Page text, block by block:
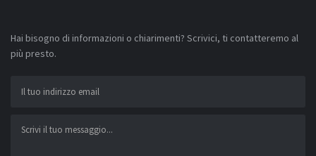
Hai bisogno di informazioni o chiarimenti? Scrivici, ti contatteremo al
più presto.